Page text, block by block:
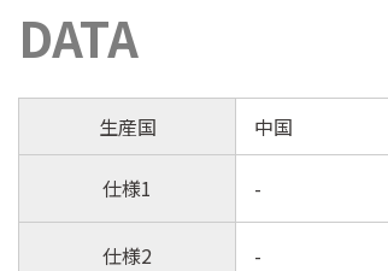
DATA
生産国 中国
仕様1 -
仕様2 -